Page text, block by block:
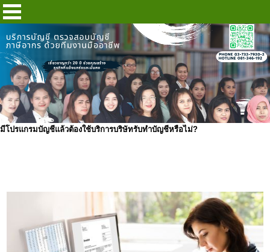
มีโปรแกรมบัญชีแล้วต้องใช้บริการบริษัทรับทำบัญชีหรือไม่?